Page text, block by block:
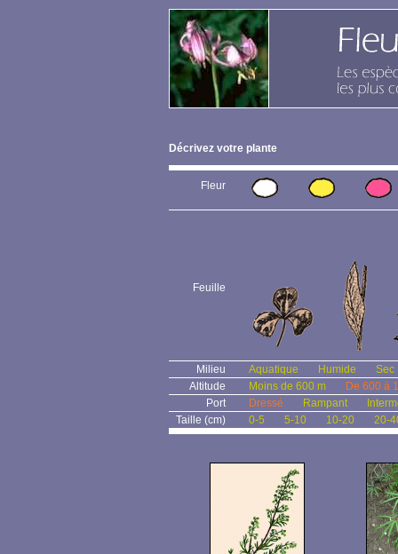
Décrivez votre plante
Fleur
Feuille
Milieu Aquatique Humide
Sec
Altitude
Moins de 600 m
De 600 à
Port
Dressé Rampant
Taille (cm)
0-5 5-10 10-20 20-